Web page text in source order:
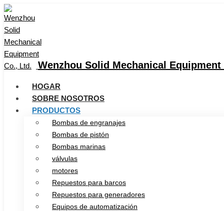
Wenzhou Solid Mechanical Equipment
HOGAR
SOBRE NOSOTROS
PRODUCTOS
Bombas de engranajes
Bombas de pistón
Bombas marinas
válvulas
motores
Repuestos para barcos
Repuestos para generadores
Equipos de automatización